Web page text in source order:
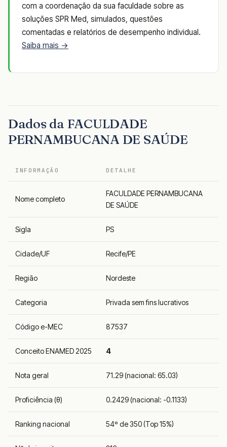
com a coordenação da sua faculdade sobre as
soluções SPR Med, simulados, questões
comentadas e relatórios de desempenho individual.
Saiba mais →
Dados da FACULDADE
PERNAMBUCANA DE SAÚDE
INFORMAÇÃO DETALHE
Nome completo
FACULDADE PERNAMBUCANA
DE SAÚDE
Sigla PS
Cidade/UF Recife/PE
Região Nordeste
Categoria Privada sem fins lucrativos
Código e-MEC 87537
Conceito ENAMED 2025 4
Nota geral 71.29 (nacional: 65.03)
Proficiência (θ) 0.2429 (nacional: -0.1133)
Ranking nacional 54º de 350 (Top 15%)